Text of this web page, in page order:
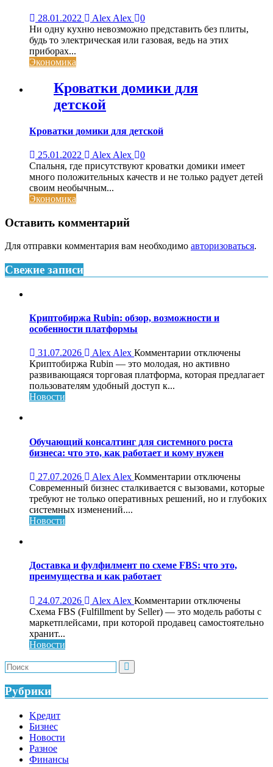
28.01.2022 Alex Alex
0
Ни одну кухню невозможно представить без плиты,
будь то электрическая или газовая, ведь на этих
приборах...
Экономика
Кроватки домики для
детской
Кроватки домики для детской
25.01.2022 Alex Alex
0
Спальня, где присутствуют кроватки домики имеет
много положительных качеств и не только радует детей
своим необычным...
Экономика
Оставить комментарий
Для отправки комментария вам необходимо авторизоваться.
Свежие записи
Криптобиржа Rubin: обзор, возможности и
особенности платформы
31.07.2026 Alex Alex Комментарии к
записи
Криптобиржа
платформы
отключены
Криптобиржа Rubin — это молодая, но активно
развивающаяся торговая платформа, которая предлагает
пользователям удобный доступ к...
Новости
Обучающий консалтинг для системного роста
бизнеса: что это, как работает и кому нужен
27.07.2026 Alex Alex Комментарии к
записи
Обучающий
что
работает
и
кому
нужен
отключены
Современный бизнес сталкивается с вызовами, которые
требуют не только оперативных решений, но и глубоких
системных изменений....
Новости
Доставка и фулфилмент по схеме FBS: что это,
преимущества и как работает
24.07.2026 Alex Alex Комментарии к
записи
Доставка
это,
отключены
Схема FBS (Fulfillment by Seller) — это модель работы с
маркетплейсами, при которой продавец самостоятельно
хранит...
Новости
Рубрики
Kредит
Бизнес
Новости
Разное
Финансы